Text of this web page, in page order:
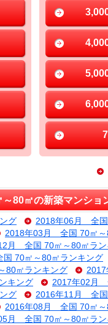
80㎡の新築マンショ
グ
2018年06月 全国
2018年03月 全国 70㎡～
月 全国 70㎡～80㎡ラン
70㎡～80㎡ランキング
80㎡ランキング
キング
2017年02月
グ
2016年11月 全国
2016年08月 全国 70㎡～
月 全国 70㎡～80㎡ラン